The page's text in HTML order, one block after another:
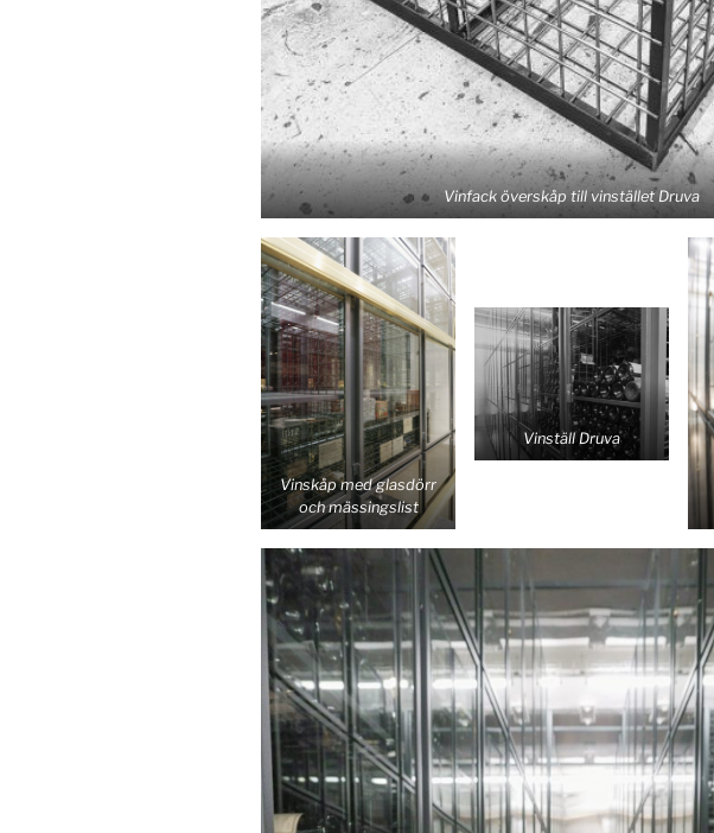
Vinfack överskåp till vinstället Druva
Vinskåp med glasdörr
och mässingslist
Vinställ Druva